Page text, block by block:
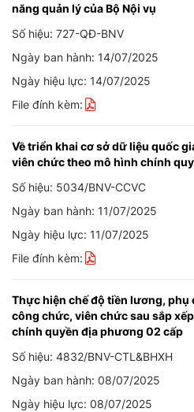
năng quản lý của Bộ Nội vụ
Số hiệu: 727-QĐ-BNV
Ngày ban hành: 14/07/2025
Ngày hiệu lực: 14/07/2025
File đính kèm:
Về triển khai cơ sở dữ liệu quốc
viên chức theo mô hình chính
Số hiệu: 5034/BNV-CCVC
Ngày ban hành: 11/07/2025
Ngày hiệu lực: 11/07/2025
File đính kèm:
Thực hiện chế độ tiền lương, phụ
công chức, viên chức sau sắp
chính quyền địa phương 02 cấp
Số hiệu: 4832/BNV-CTL&BHXH
Ngày ban hành: 08/07/2025
Ngày hiệu lực: 08/07/2025